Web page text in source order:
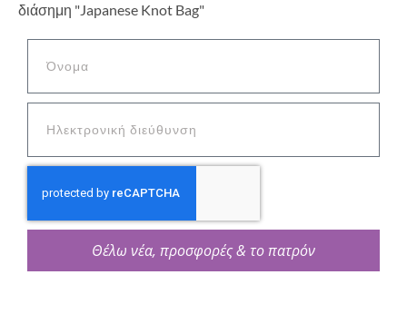
διάσημη "Japanese Knot Bag"
Θέλω νέα, προσφορές & το πατρόν